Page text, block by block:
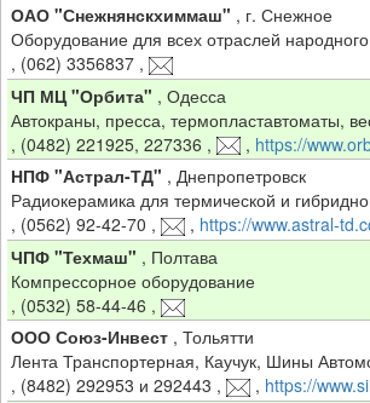
ОАО "Снежнянскхиммаш" , г. Снежное
Оборудование для всех отраслей народного
, (062) 3356837 ,
ЧП МЦ "Орбита" , Одесса
Автокраны, пресса, термопластавтоматы,
, (0482) 221925, 227336 , , https://
НПФ "Астрал-ТД" , Днепропетровск
Радиокерамика для термической и
, (0562) 92-42-70 , , https://www.astral-
ЧПФ "Техмаш" , Полтава
Компрессорное оборудование
, (0532) 58-44-46 ,
ООО Союз-Инвест, Тольятти
Лента Транспортерная, Каучук, Шины
, (8482) 292953 и 292443 , , https://